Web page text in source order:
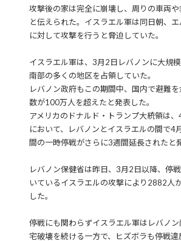
攻撃後の家は完全に崩壊し、周りの車両
と伝えられた。イスラエル軍は同日朝、
に対して攻撃を行うと脅迫していた。
イスラエル軍は、3月2日レバノンに大規
南部の多くの地区を占領していた。
レバノン政府もこの期間中、国内で避難
数が100万人を超えたと発表した。
アメリカのドナルド・トランプ大統領は
において、レバノンとイスラエルの間で4
間の一時停戦がさらに3週間延長されたと
レバノン保健省は昨日、3月2日以降、停
いているイスラエルの攻撃により2882人
した。
停戦にも関わらずイスラエル軍はレバノ
宅破壊を続ける一方で、ヒズボラも停戦